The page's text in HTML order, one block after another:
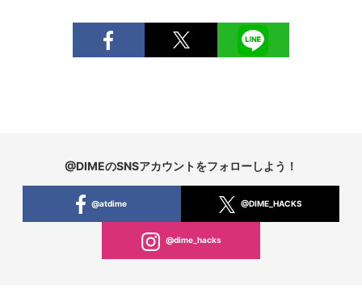
@DIMEのSNSアカウントをフォローしよう！
@atdime @DIME_HACKS
@dime_hacks